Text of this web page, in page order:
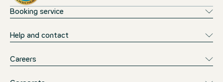
Booking service
Help and contact
Careers